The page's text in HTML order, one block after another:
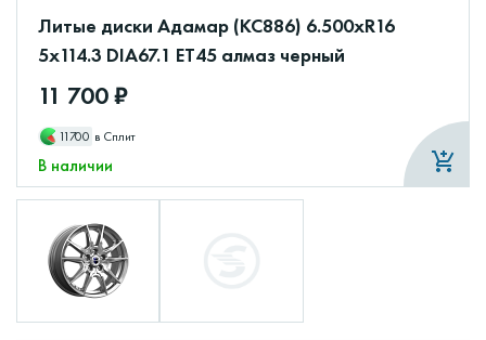
Литые диски Адамар (КС886) 6.500xR16
5x114.3 DIA67.1 ET45 алмаз черный
11 700 ₽
11700 в Сплит
В наличии